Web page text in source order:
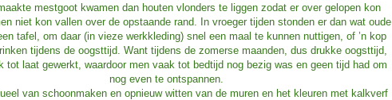
mestgoot kwamen dan houten vlonders te liggen zodat er over gelopen kon
niet kon vallen over de opstaande rand. In vroeger tijden stonden er dan wat oude
tafel, om daar (in vieze werkkleding) snel een maal te kunnen nuttigen, of ’n kop
tijdens de oogsttijd. Want tijdens de zomerse maanden, dus drukke oogsttijd,
tot laat gewerkt, waardoor men vaak tot bedtijd nog bezig was en geen tijd had om
nog even te ontspannen.
van schoonmaken en opnieuw witten van de muren en het kleuren met kalkverf